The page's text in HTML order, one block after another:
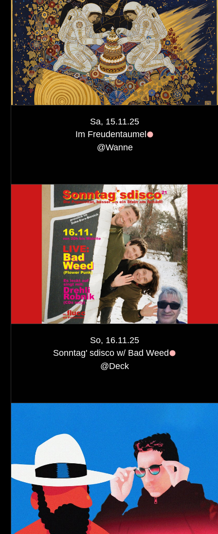
Sa, 15.11.25
Im Freudentaumel
@Wanne
So, 16.11.25
Sonntag' sdisco w/ Bad Weed
@Deck